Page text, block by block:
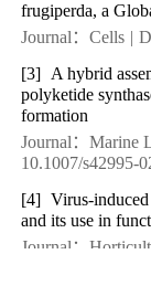
frugiperda, a
Journal：Cells |
[3] A hybrid
polyketide
formation
Journal：Marine
10.1007/s42995-
[4] Virus-
and its use in
Journal：